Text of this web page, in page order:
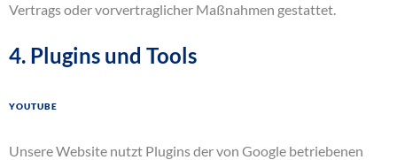
Vertrags oder vorvertraglicher Maßnahmen gestattet.
4. Plugins und Tools
YouTube
Unsere Website nutzt Plugins der von Google betriebenen